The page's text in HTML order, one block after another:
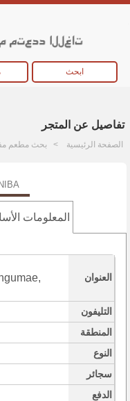
ابحث
تفاصيل عن المتجر
الصفحة الرئيسية بحث مطعم
المعلومات
العنوان
التليفون
المنطقة
النوع
سجائر
الدفع